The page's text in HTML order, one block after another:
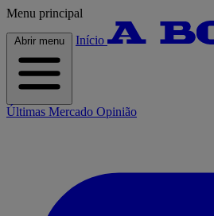
Menu principal
Abrir menu Início
Últimas Mercado Opinião